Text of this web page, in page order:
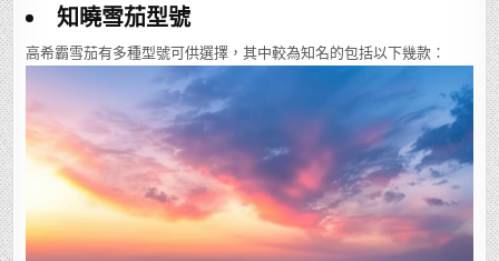
知曉雪茄型號
高希霸雪茄有多種型號可供選擇，其中較為知名的包括以下幾款：